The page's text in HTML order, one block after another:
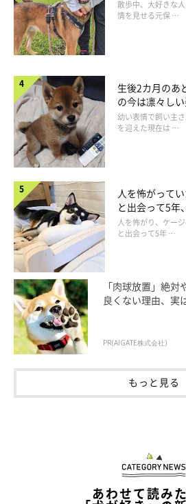
表情にほっこり
散歩中、大好きな
情を見せる元保 …
生後2カ月のあ
の今は凛々し
りくりおめめ
幼い表情で飼い主
を迎えた現在は …
人を怖がって
と出会って5年
の姿にグッと
人を怖がり、ケー
と出会って5年 …
「肉球放置」絶
良くない理由、実
PR(AIGATE株式会社)
もっと見る
あわせて読み